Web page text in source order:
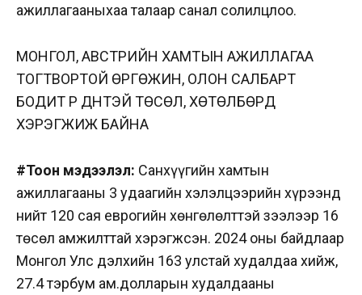
ажиллагааныхаа талаар санал солилцлоо.
МОНГОЛ, АВСТРИЙН ХАМТЫН АЖИЛЛАГАА
ТОГТВОРТОЙ ӨРГӨЖИН, ОЛОН САЛБАРТ
БОДИТ ҮР ДҮНТЭЙ ТӨСӨЛ, ХӨТӨЛБӨРҮҮД
ХЭРЭГЖИЖ БАЙНА
#Тоон мэдээлэл: Санхүүгийн хамтын
ажиллагааны 3 удаагийн хэлэлцээрийн хүрээнд
нийт 120 сая еврогийн хөнгөлөлттэй зээлээр 16
төсөл амжилттай хэрэгжсэн. 2024 оны байдлаар
Монгол Улс дэлхийн 163 улстай худалдаа хийж,
27.4 тэрбум ам.долларын худалдааны